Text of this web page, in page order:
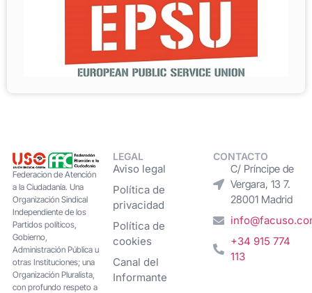
Federacion de Atención
a la Ciudadanía. Una
Organización Sindical
Independiente de los
Partidos políticos,
Gobierno,
Administración Pública u
otras Instituciones; una
Organización Pluralista,
con profundo respeto a
LEGAL
Aviso legal
Política de
privacidad
Política de
cookies
Canal del
Informante
CONTACTO
C/ Príncipe de
Vergara, 13 7.
28001 Madrid
+34 915 774
113